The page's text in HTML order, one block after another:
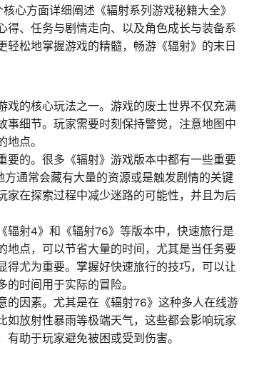
心方面详细阐述《辐射系列游戏秘籍大全》
得、任务与剧情走向、以及角色成长与装备系
松地掌握游戏的精髓，畅游《辐射》的末日
戏的核心玩法之一。游戏的废土世界不仅充满
事细节。玩家需要时刻保持警觉，注意地图中
点。
要的。很多《辐射》游戏版本中都有一些重要
方通常会藏有大量的资源或是触发剧情的关键
家在探索过程中减少迷路的可能性，并且为后
辐射4》和《辐射76》等版本中，快速旅行是
地点，可以节省大量的时间，尤其是当任务要
得尤为重要。掌握好快速旅行的技巧，可以让
时间用于实际的冒险。
的因素。尤其是在《辐射76》这种多人在线游
放射性暴雨等极端天气，这些都会影响玩家
助于玩家避免被困或受到伤害。